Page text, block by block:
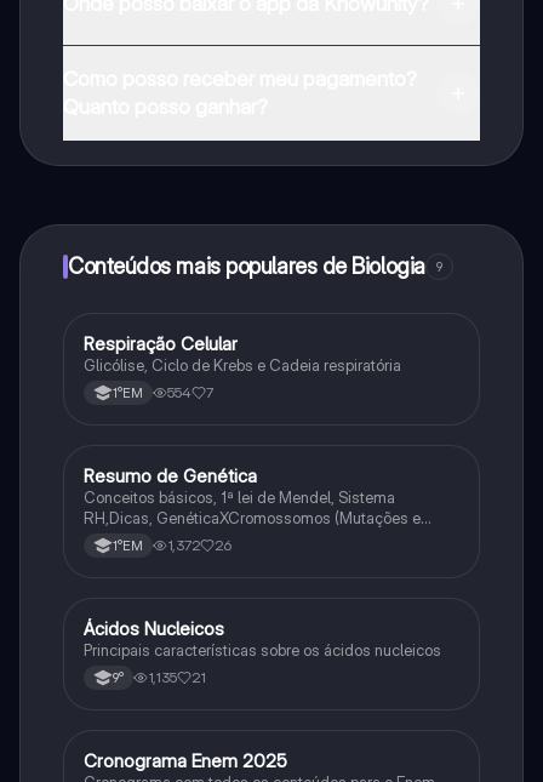
Conteúdos mais populares de Biologia 9
Biologia
Respiração Celular
Glicólise, Ciclo de Krebs e Cadeia respiratória
1°EM 554 7
Biologia
Resumo de Genética
Conceitos básicos, 1ª lei de Mendel, Sistema
RH,Dicas, GenéticaXCromossomos (Mutações e
Variações Genéticas).
1°EM 1,372 26
Biologia
Ácidos Nucleicos
Principais características sobre os ácidos nucleicos
9° 1,135 21
Matematica
Cronograma Enem 2025